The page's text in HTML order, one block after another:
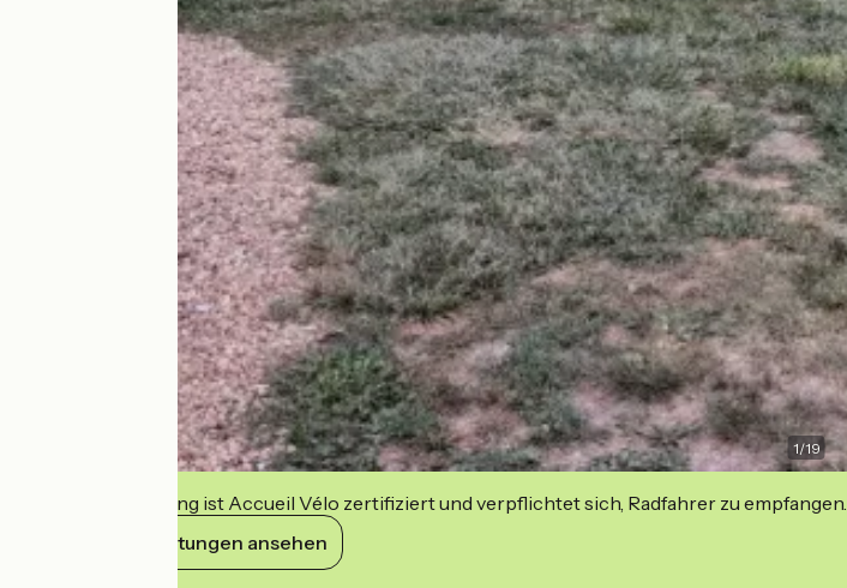
1/19
Diese Einrichtung ist Accueil Vélo zertifiziert und verpflichtet sich, Radfahrer zu empfangen.
Ihre Verpflichtungen ansehen